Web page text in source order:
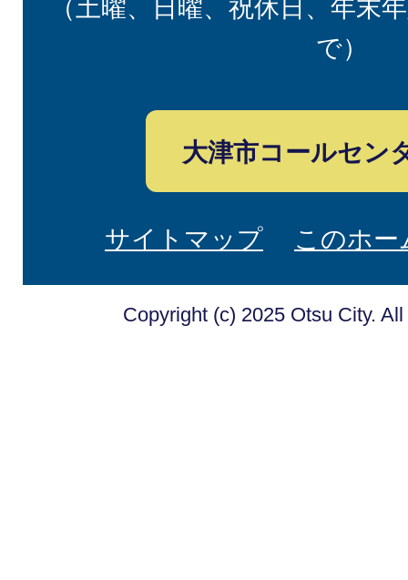
（土曜、日曜、祝休日、年末
で）
大津市コールセン
サイトマップ このホ
Copyright (c) 2025 Otsu City.